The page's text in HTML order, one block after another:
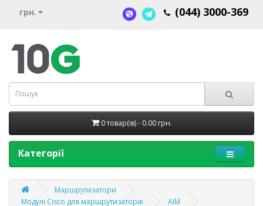
грн. (044) 3000-369
0 товар(ів) - 0.00 грн.
Категорії
Маршрутизатори
Модулі Cisco для маршрутизаторів
AIM